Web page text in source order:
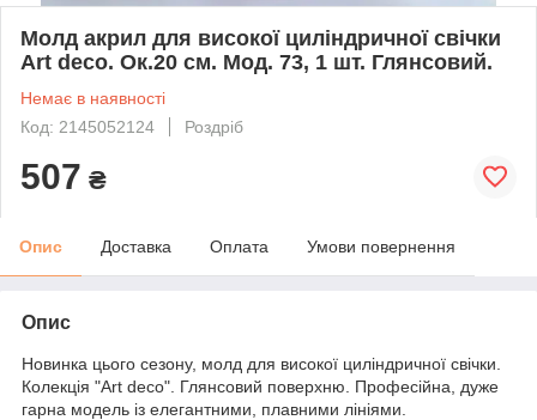
Молд акрил для високої циліндричної свічки
Art deco. Ок.20 см. Мод. 73, 1 шт. Глянсовий.
Немає в наявності
Код: 2145052124
Роздріб
507 ₴
Опис Доставка Оплата Умови повернення
Опис
Новинка цього сезону, молд для високої циліндричної свічки.
Колекція "Art deco". Глянсовий поверхню. Професійна, дуже
гарна модель із елегантними, плавними лініями.